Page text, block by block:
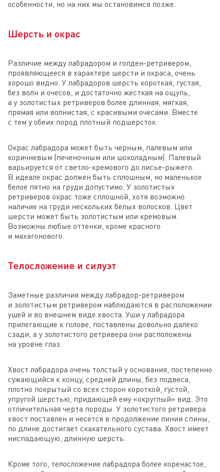
особенности, но на них мы остановимся позже.
Шерсть и окрас
Различие между лабрадором и голден-ретривером,
проявляющееся в характере шерсти и окраса, очень
хорошо видно. У лабрадоров шерсть короткая, густая,
без волн и очесов, и достаточно жесткая на ощупь,
а у золотистых ретриверов более длинная, мягкая,
прямая или волнистая, с красивыми очесами. Вместе
с тем у обеих пород плотный подшерсток.
Окрас лабрадора может быть черным, палевым или
коричневым (печеночным или шоколадным). Палевый
варьируется от светло-кремового до лисье-рыжего.
В идеале окрас должен быть сплошным, но маленькое
белое пятно на груди допустимо. У золотистых
ретриверов окрас тоже сплошной, хотя возможно
наличие на груди нескольких белых волосков. Цвет
шерсти может быть золотистым или кремовым.
Возможны любые оттенки, кроме красного
и махагонового.
Телосложение и силуэт
Заметные различия между лабрадор-ретривером
и золотистым ретривером наблюдаются в расположении
ушей и во внешнем виде хвоста. Уши у лабрадора
прилегающие к голове, поставлены довольно далеко
сзади, а у золотистого ретривера они расположены
на уровне глаз.
Хвост лабрадора очень толстый у основания, постепенно
сужающийся к концу, средней длины, без подвеса,
плотно покрытый со всех сторон короткой, густой,
упругой шерстью, придающей ему «округлый» вид. Это
отличительная черта породы. У золотистого ретривера
хвост поставлен и несется в продолжение линии спины,
по длине достигает скакательного сустава. Хвост имеет
ниспадающую, длинную шерсть.
Кроме того, телосложение лабрадора более коренастое,